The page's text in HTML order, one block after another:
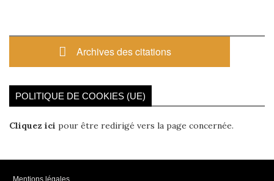
Archives des citations
POLITIQUE DE COOKIES (UE)
Cliquez ici pour être redirigé vers la page concernée.
Mentions légales